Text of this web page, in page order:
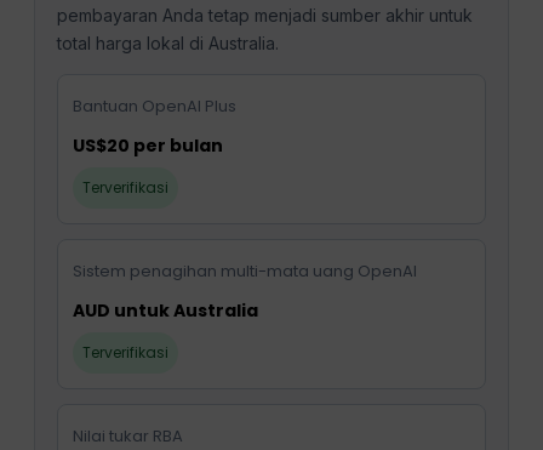
pembayaran Anda tetap menjadi sumber akhir untuk
total harga lokal di Australia.
Bantuan OpenAI Plus
US$20 per bulan
Terverifikasi
Sistem penagihan multi-mata uang OpenAI
AUD untuk Australia
Terverifikasi
Nilai tukar RBA